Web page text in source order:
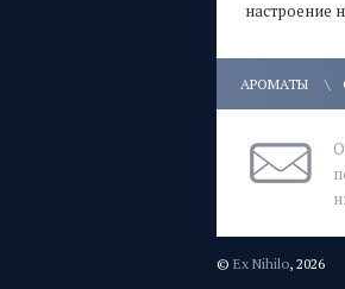
настроение
АРОМАТЫ
© Ex Nihilo, 2026